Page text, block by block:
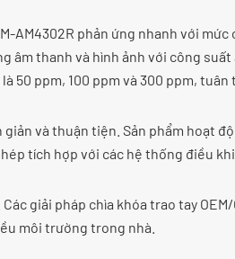
AM4302R phản ứng nhanh với
âm thanh và hình ảnh với công
50 ppm, 100 ppm và 300 ppm,
và thuận tiện. Sản phẩm hoạt
tích hợp với các hệ thống điều
giải pháp chìa khóa trao tay
môi trường trong nhà.